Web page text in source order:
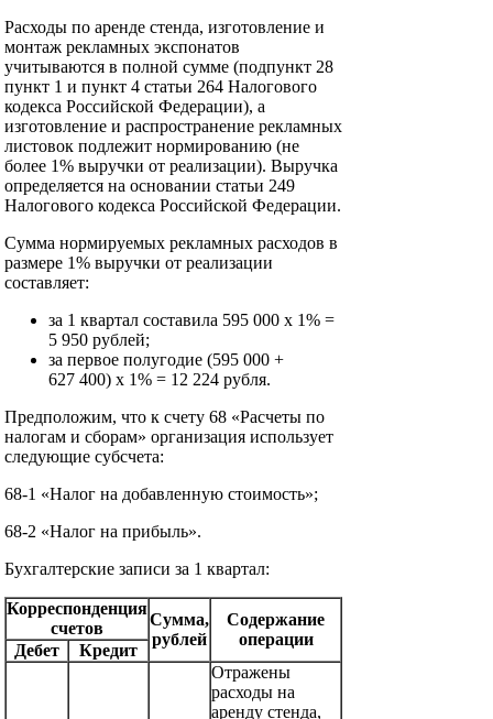
Расходы по аренде стенда, изготовление и
монтаж рекламных экспонатов
учитываются в полной сумме (подпункт 28
пункт 1 и пункт 4 статьи 264 Налогового
кодекса Российской Федерации), а
изготовление и распространение рекламных
листовок подлежит нормированию (не
более 1% выручки от реализации). Выручка
определяется на основании статьи 249
Налогового кодекса Российской Федерации.
Сумма нормируемых рекламных расходов в
размере 1% выручки от реализации
составляет:
за 1 квартал составила 595 000 х 1% =
5 950 рублей;
за первое полугодие (595 000 +
627 400) х 1% = 12 224 рубля.
Предположим, что к счету 68 «Расчеты по
налогам и сборам» организация использует
следующие субсчета:
68-1 «Налог на добавленную стоимость»;
68-2 «Налог на прибыль».
Бухгалтерские записи за 1 квартал:
Корреспонденция
счетов
Сумма,
рублей
Содержание
операции
Дебет
Кредит
Отражены
расходы на
аренду стенда,